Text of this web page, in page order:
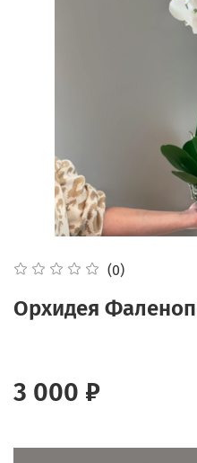
(0)
Орхидея
3 000 ₽